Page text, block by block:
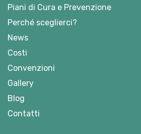
Piani di Cura e Prevenzione
Perché sceglierci?
News
Costi
Convenzioni
Gallery
Blog
Contatti